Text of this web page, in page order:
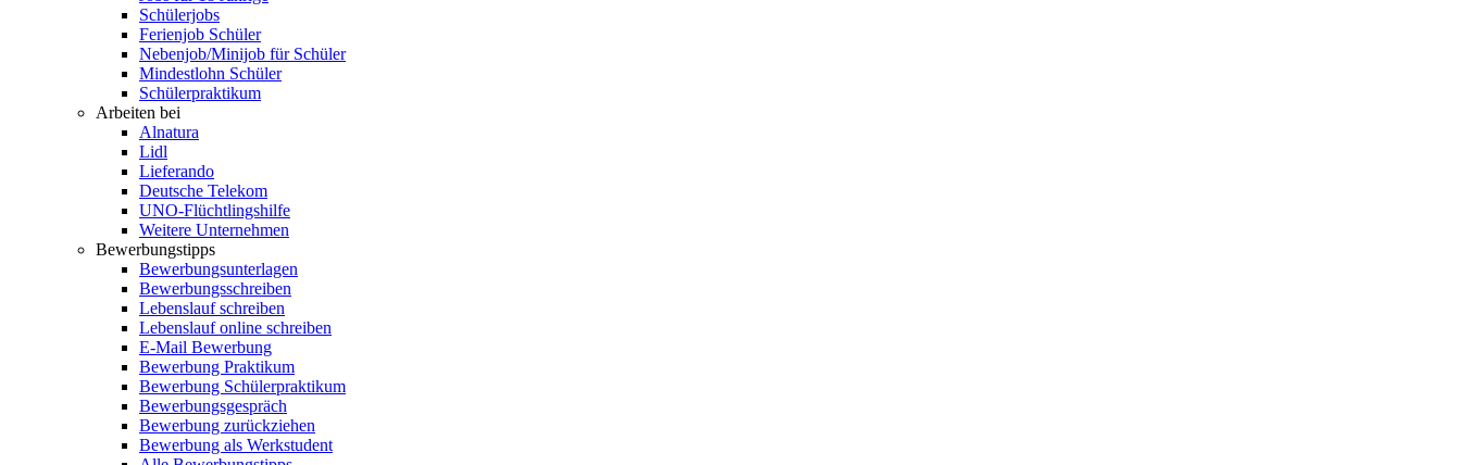
Schülerjobs
Ferienjob Schüler
Nebenjob/Minijob für Schüler
Mindestlohn Schüler
Schülerpraktikum
Arbeiten bei
Alnatura
Lidl
Lieferando
Deutsche Telekom
UNO-Flüchtlingshilfe
Weitere Unternehmen
Bewerbungstipps
Bewerbungsunterlagen
Bewerbungsschreiben
Lebenslauf schreiben
Lebenslauf online schreiben
E-Mail Bewerbung
Bewerbung Praktikum
Bewerbung Schülerpraktikum
Bewerbungsgespräch
Bewerbung zurückziehen
Bewerbung als Werkstudent